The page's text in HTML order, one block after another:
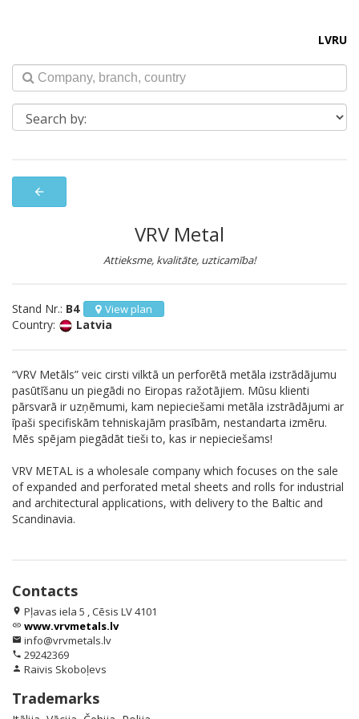
LVRU
arrow_back
VRV Metal
Attieksme, kvalitāte, uzticamība!
Stand Nr.: B4 View plan
Country: Latvia
“VRV Metāls” veic cirsti vilktā un perforētā metāla izstrādājumu
pasūtīšanu un piegādi no Eiropas ražotājiem. Mūsu klienti
pārsvarā ir uzņēmumi, kam nepieciešami metāla izstrādājumi ar
īpaši specifiskām tehniskajām prasībām, nestandarta izmēru.
Mēs spējam piegādāt tieši to, kas ir nepieciešams!
VRV METAL is a wholesale company which focuses on the sale
of expanded and perforated metal sheets and rolls for industrial
and architectural applications, with delivery to the Baltic and
Scandinavia.
Contacts
location_on Pļavas iela 5 , Cēsis LV 4101
link www.vrvmetals.lv
email info@vrvmetals.lv
phone 29242369
person Raivis Skoboļevs
Trademarks